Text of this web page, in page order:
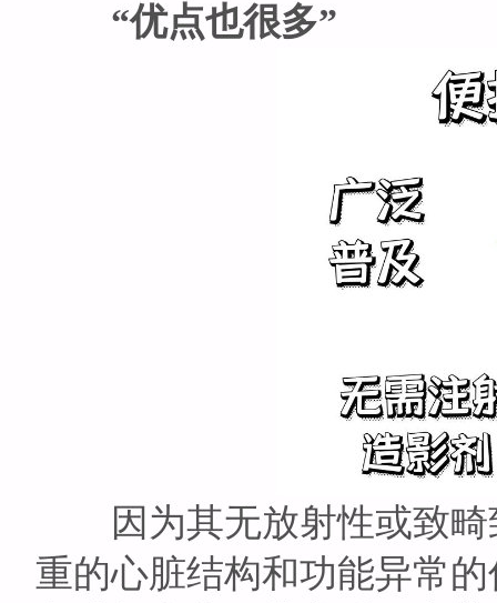
“优点也很多”
因为其无放射性或致畸
重的心脏结构和功能异常